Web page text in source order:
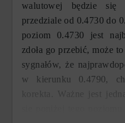
walutowej będzie się
przedziale od 0.4730 do
poziom 0.4730 jest
zdoła go przebić, może
sygnałów, że
w kierunku 0.4790,
korekta. Ważne jest